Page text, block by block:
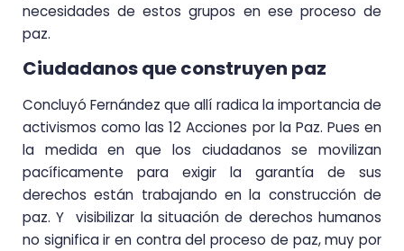
necesidades de estos grupos en ese proceso de
paz.
Ciudadanos que construyen paz
Concluyó Fernández que allí radica la importancia de
activismos como las 12 Acciones por la Paz. Pues en
la medida en que los ciudadanos se movilizan
pacíficamente para exigir la garantía de sus
derechos están trabajando en la construcción de
paz. Y visibilizar la situación de derechos humanos
no significa ir en contra del proceso de paz, muy por